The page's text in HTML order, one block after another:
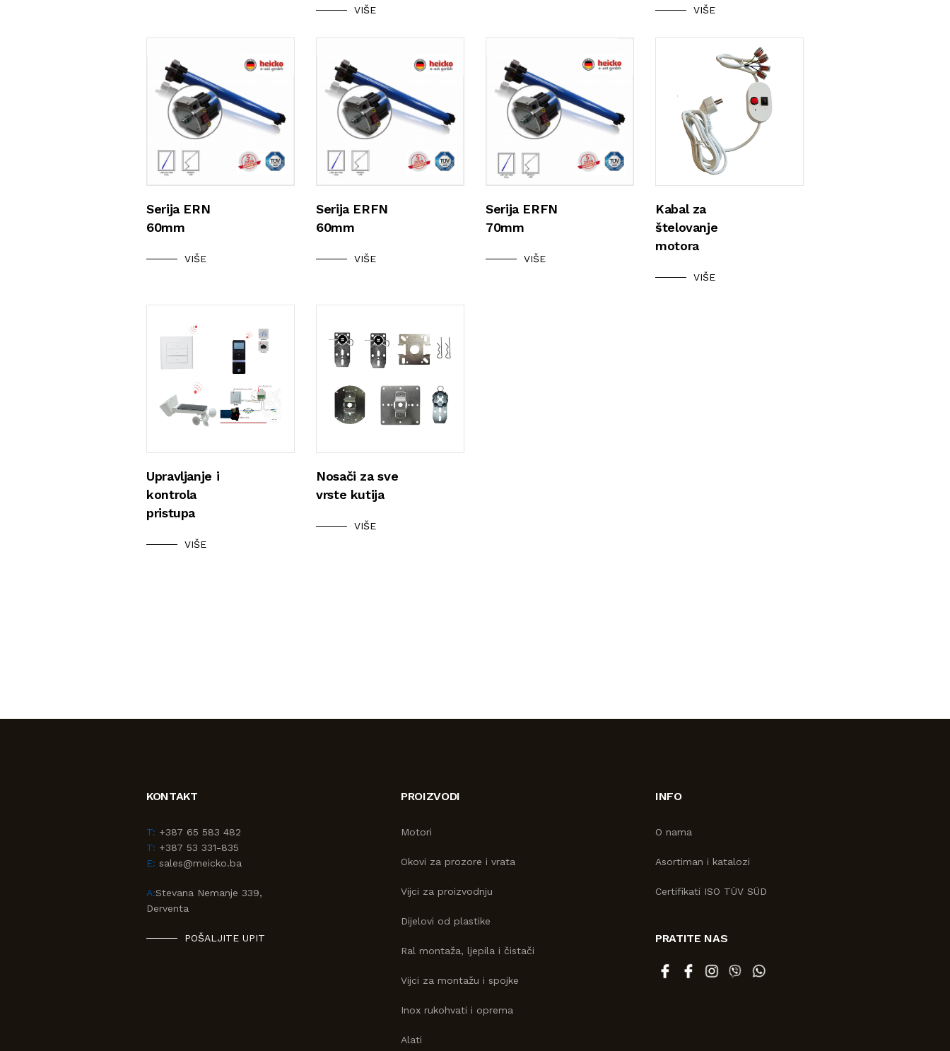
VIŠE VIŠE
Serija ERN
60mm
VIŠE
Serija ERFN
60mm
VIŠE
Serija ERFN
70mm
VIŠE
Kabal za
štelovanje
motora
VIŠE
Upravljanje i
kontrola
pristupa
VIŠE
Nosači za sve
vrste kutija
VIŠE
KONTAKT
T: +387 65 583 482
T: +387 53 331-835
E: sales@meicko.ba
A:Stevana Nemanje 339,
Derventa
POŠALJITE UPIT
PROIZVODI
Motori
Okovi za prozore i vrata
Vijci za proizvodnju
Dijelovi od plastike
Ral montaža, ljepila i čistači
Vijci za montažu i spojke
Inox rukohvati i oprema
Alati
INFO
O nama
Asortiman i katalozi
Certifikati ISO TÜV SÜD
PRATITE NAS